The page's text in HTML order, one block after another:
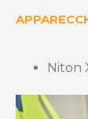
Niton